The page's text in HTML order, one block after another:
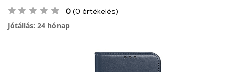
0 (0 értékelés)
Jótállás: 24 hónap